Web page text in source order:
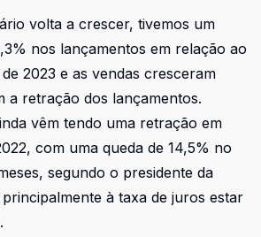
volta a crescer, tivemos um
nos lançamentos em relação ao
2023 e as vendas cresceram
a retração dos lançamentos.
vêm tendo uma retração em
com uma queda de 14,5% no
segundo o presidente da
principalmente à taxa de juros estar